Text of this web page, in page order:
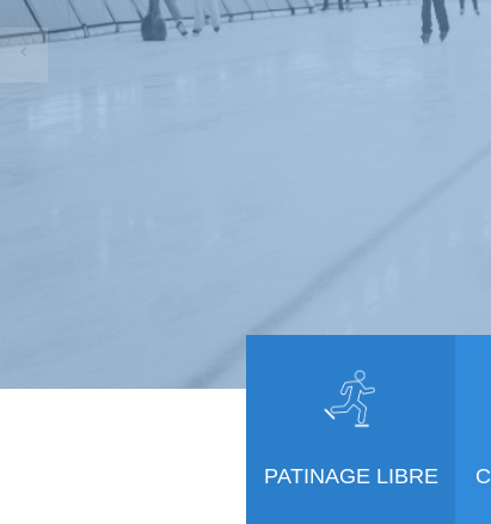
PATINAGE LIBRE